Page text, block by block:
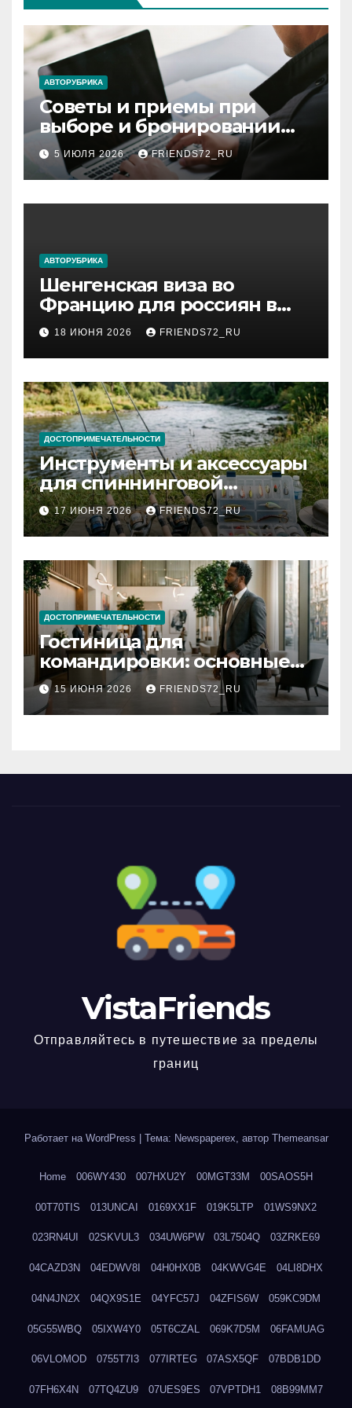
АВТОРУБРИКА
Советы и приемы при
выборе и бронировании
авиабилетов
5 ИЮЛЯ 2026 FRIENDS72_RU
АВТОРУБРИКА
Шенгенская виза во
Францию для россиян в
2026 году: сроки от 3 дней
и список необходимых
документов
18 ИЮНЯ 2026 FRIENDS72_RU
ДОСТОПРИМЕЧАТЕЛЬНОСТИ
Инструменты и аксессуары
для спиннинговой
рыбалки: назначение и
типы
17 ИЮНЯ 2026 FRIENDS72_RU
ДОСТОПРИМЕЧАТЕЛЬНОСТИ
Гостиница для
командировки: основные
критерии выбора
15 ИЮНЯ 2026 FRIENDS72_RU
VistaFriends
Отправляйтесь в путешествие за пределы
границ
Работает на WordPress Тема: Newspaperex, автор Themeansar
Home 006WY430 007HXU2Y 00MGT33M 00SAOS5H
00T70TIS 013UNCAI 0169XX1F 019K5LTP 01WS9NX2
023RN4UI 02SKVUL3 034UW6PW 03L7504Q 03ZRKE69
04CAZD3N 04EDWV8I 04H0HX0B 04KWVG4E 04LI8DHX
04N4JN2X 04QX9S1E 04YFC57J 04ZFIS6W 059KC9DM
05G55WBQ 05IXW4Y0 05T6CZAL 069K7D5M 06FAMUAG
06VLOMOD 0755T7I3 077IRTEG 07ASX5QF 07BDB1DD
07FH6X4N 07TQ4ZU9 07UES9ES 07VPTDH1 08B99MM7